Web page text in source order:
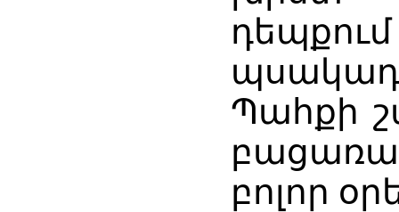
Պահքի
բոլոր